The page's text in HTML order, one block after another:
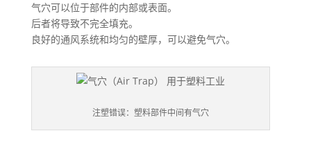
气穴可以位于部件的内部或表面。
后者将导致不完全填充。
良好的通风系统和均匀的壁厚，可以避免气穴。
注塑错误：塑料部件中间有气穴